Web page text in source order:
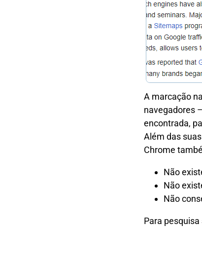
A marcação
navegadores
encontrada,
Além das
Chrome
Não
Não
Não
Para